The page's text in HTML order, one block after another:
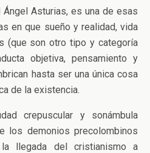
Ángel Asturias, es una de esas
en que sueño y realidad, vida
(que son otro tipo y categoría
objetiva, pensamiento y
hasta ser una única cosa
de la existencia.
crepuscular y sonámbula
los demonios precolombinos
llegada del cristianismo a